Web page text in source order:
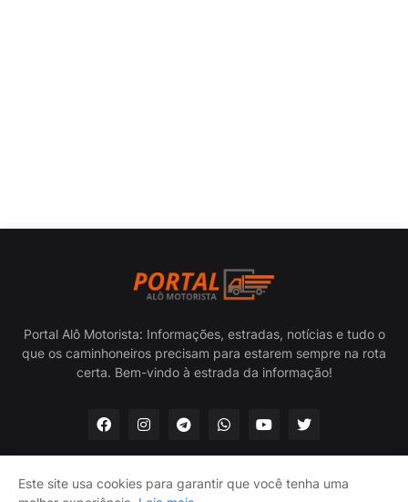
Portal Alô Motorista: Informações, estradas, notícias e tudo o
que os caminhoneiros precisam para estarem sempre na rota
certa. Bem-vindo à estrada da informação!
Este site usa cookies para garantir que você tenha uma